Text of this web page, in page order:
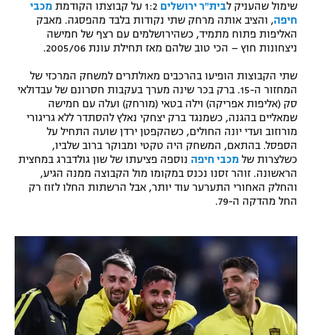
רשיון להקרנה פומבית לבית עסק
הצטרפות לחבילת הערוצים
לוח דרושים – ג'ובנט
תגיות
המגזין
שימול שהעניק לבית"ר ירושלים
מכבי
חיפה, והציב אותה מרחק שתי נקודות בלבד מהפסגה. מאבק
האליפות פתוח מתמיד, כשהירושלמים עם רצף של חמישה
ניצחונות חוץ – הכי טוב שלהם מאז תחילת עונת 2005/06.
שתי הקבוצות הופיעו בהרכבים מאולתרים למשחק המרכזי של
המחזור ה-15. ברק בכר שינה מערך בעקבות חסרונם של עבדולאי
סק (אליפות אפריקה) וילה בטאי (מורחק) ועלה עם חמישה
שמאליים בהגנה, כשמנגד ברק יצחקי נאלץ להסתדר ללא גריגורי
מורוזוב ועדי יונה החולים, כשהקפטן ירדן שועה התחיל על
הספסל. בהתאם, המשחק היה טקטי ומבוקר ברוב שלביו,
כשלצרות של מכבי חיפה נוספה פציעתו של שון גולדברג במחצית
הראשונה. זוהר זסנו נכנס במקומו מול הקבוצה ממנה הגיע,
והחלק האחורי התערער עוד יותר, אבל הרשתות החלו לזוז רק
החל מהדקה ה-79.